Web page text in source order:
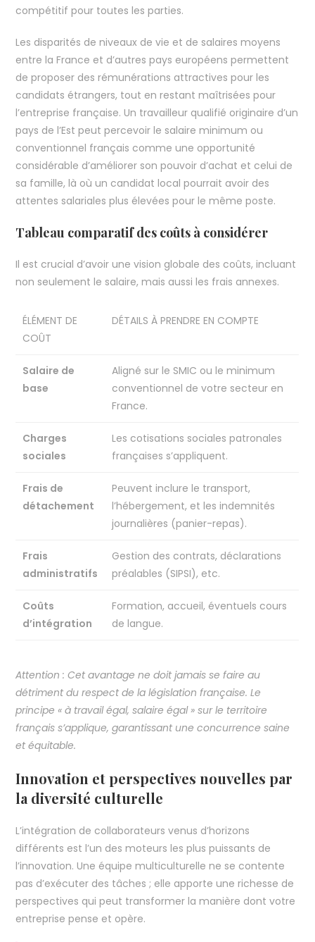
compétitif pour toutes les parties.
Les disparités de niveaux de vie et de salaires moyens
entre la France et d’autres pays européens permettent
de proposer des rémunérations attractives pour les
candidats étrangers, tout en restant maîtrisées pour
l’entreprise française. Un travailleur qualifié originaire d’un
pays de l’Est peut percevoir le salaire minimum ou
conventionnel français comme une opportunité
considérable d’améliorer son pouvoir d’achat et celui de
sa famille, là où un candidat local pourrait avoir des
attentes salariales plus élevées pour le même poste.
Tableau comparatif des coûts à considérer
Il est crucial d’avoir une vision globale des coûts, incluant
non seulement le salaire, mais aussi les frais annexes.
ÉLÉMENT DE
COÛT
DÉTAILS À PRENDRE EN COMPTE
Salaire de
base
Aligné sur le SMIC ou le minimum
conventionnel de votre secteur en
France.
Charges
sociales
Les cotisations sociales patronales
françaises s’appliquent.
Frais de
détachement
Peuvent inclure le transport,
l’hébergement, et les indemnités
journalières (panier-repas).
Frais
administratifs
Gestion des contrats, déclarations
préalables (SIPSI), etc.
Coûts
d’intégration
Formation, accueil, éventuels cours
de langue.
Attention : Cet avantage ne doit jamais se faire au
détriment du respect de la législation française. Le
principe « à travail égal, salaire égal » sur le territoire
français s’applique, garantissant une concurrence saine
et équitable.
Innovation et perspectives nouvelles par
la diversité culturelle
L’intégration de collaborateurs venus d’horizons
différents est l’un des moteurs les plus puissants de
l’innovation. Une équipe multiculturelle ne se contente
pas d’exécuter des tâches ; elle apporte une richesse de
perspectives qui peut transformer la manière dont votre
entreprise pense et opère.